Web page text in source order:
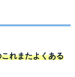
れまたよくある